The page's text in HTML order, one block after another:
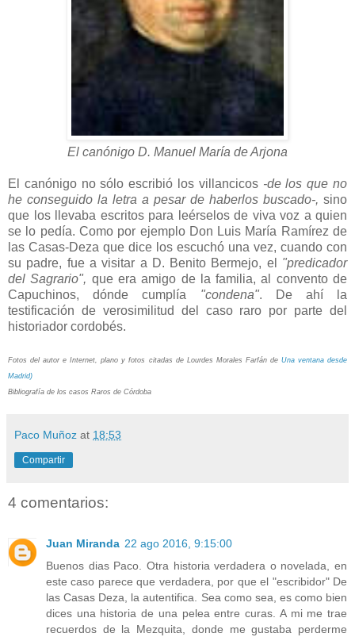
El canónigo D. Manuel María de Arjona
El canónigo no sólo escribió los villancicos -de los que no
he conseguido la letra a pesar de haberlos buscado-, sino
que los llevaba escritos para leérselos de viva voz a quien
se lo pedía. Como por ejemplo Don Luis María Ramírez de
las Casas-Deza que dice los escuchó una vez, cuando con
su padre, fue a visitar a D. Benito Bermejo, el "predicador
del Sagrario", que era amigo de la familia, al convento de
Capuchinos, dónde cumplía "condena". De ahí la
testificación de verosimilitud del caso raro por parte del
historiador cordobés.
Fotos del autor e Internet, plano y fotos citadas de Lourdes Morales Farfán de Una ventana desde
Madrid)
Bibliografía de los casos Raros de Córdoba
Paco Muñoz at 18:53
Compartir
4 comentarios:
Juan Miranda 22 ago 2016, 9:15:00
Buenos dias Paco. Otra historia verdadera o novelada, en
este caso parece que verdadera, por que el "escribidor" De
las Casas Deza, la autentifica. Sea como sea, es como bien
dices una historia de una pelea entre curas. A mi me trae
recuerdos de la Mezquita, donde me gustaba perderme